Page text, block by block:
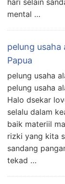
hari selain
mental …
pelung usaha
Papua
pelung usaha
pelung usaha
Halo dsekar
selalu dalam
baik materiil
rizki yang kita
sandang
tekad …